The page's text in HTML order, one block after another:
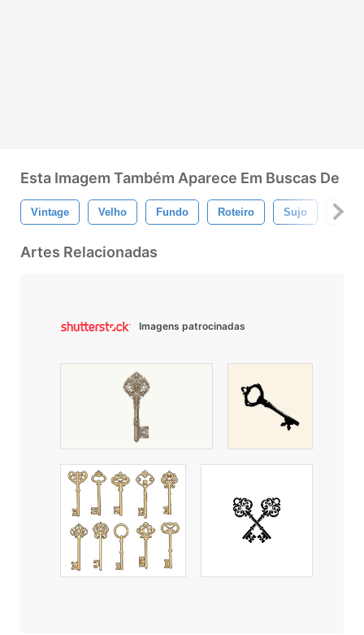
Esta Imagem Também Aparece Em Buscas De
Vintage Velho Fundo Roteiro Sujo
Artes Relacionadas
Imagens patrocinadas